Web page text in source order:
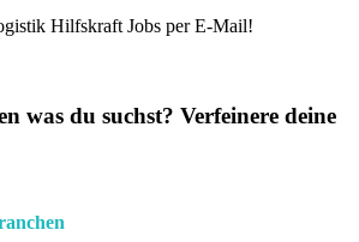
Hilfskraft Jobs per E-Mail!
was du suchst? Verfeinere deine